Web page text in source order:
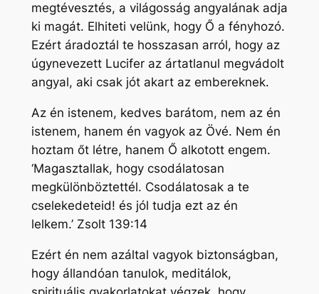
megtévesztés, a világosság angyalának adja
ki magát. Elhiteti velünk, hogy Ő a fényhozó.
Ezért áradoztál te hosszasan arról, hogy az
úgynevezett Lucifer az ártatlanul megvádolt
angyal, aki csak jót akart az embereknek.
Az én istenem, kedves barátom, nem az én
istenem, hanem én vagyok az Övé. Nem én
hoztam őt létre, hanem Ő alkotott engem.
‘Magasztallak, hogy csodálatosan
megkülönböztettél. Csodálatosak a te
cselekedeteid! és jól tudja ezt az én
lelkem.’ Zsolt 139:14
Ezért én nem azáltal vagyok biztonságban,
hogy állandóan tanulok, meditálok,